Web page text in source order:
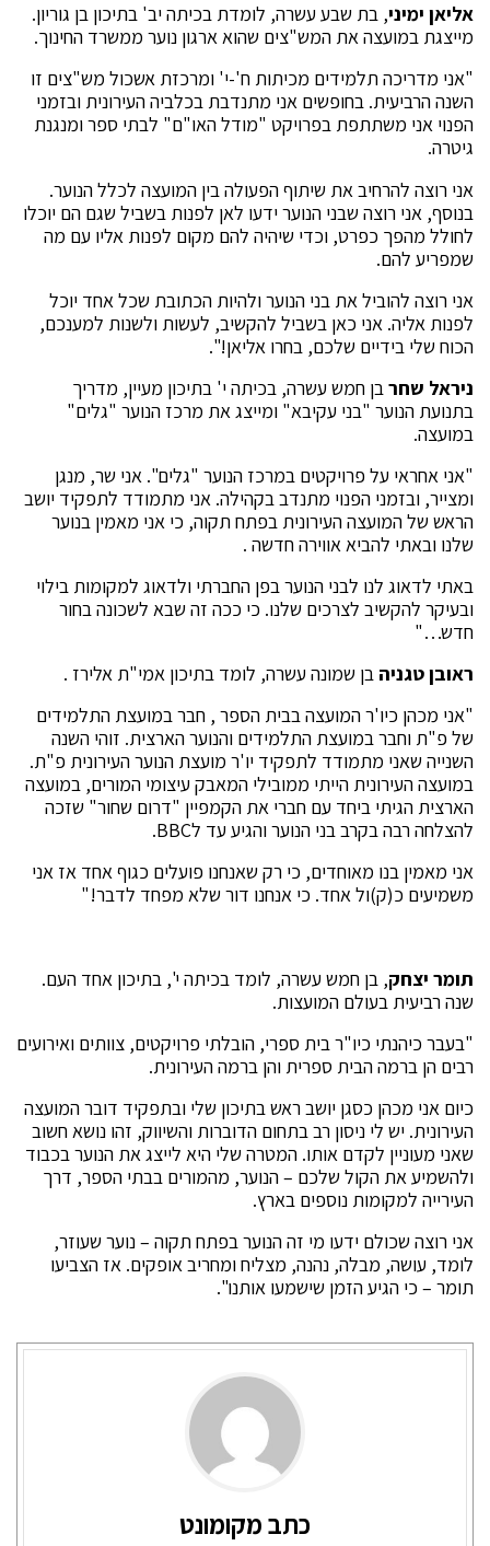
אליאן ימיני, בת שבע עשרה, לומדת בכיתה יב' בתיכון בן גוריון.
מייצגת במועצה את המש"צים שהוא ארגון נוער ממשרד החינוך.
"אני מדריכה תלמידים מכיתות ח'-י' ומרכזת אשכול מש"צים זו
השנה הרביעית. בחופשים אני מתנדבת בכלביה העירונית ובזמני
הפנוי אני משתתפת בפרויקט "מודל האו"ם" לבתי ספר ומנגנת
גיטרה.
אני רוצה להרחיב את שיתוף הפעולה בין המועצה לכלל הנוער.
בנוסף, אני רוצה שבני הנוער ידעו לאן לפנות בשביל שגם הם יוכלו
לחולל מהפך כפרט, וכדי שיהיה להם מקום לפנות אליו עם מה
שמפריע להם.
אני רוצה להוביל את בני הנוער ולהיות הכתובת שכל אחד יוכל
לפנות אליה. אני כאן בשביל להקשיב, לעשות ולשנות למענכם,
הכוח שלי בידיים שלכם, בחרו אליאן!".
ניראל שחרבן חמש עשרה, בכיתה י' בתיכון מעיין, מדריך
בתנועת הנוער "בני עקיבא" ומייצג את מרכז הנוער "גלים"
במועצה.
"אני אחראי על פרויקטים במרכז הנוער "גלים". אני שר, מנגן
ומצייר, ובזמני הפנוי מתנדב בקהילה. אני מתמודד לתפקיד יושב
הראש של המועצה העירונית בפתח תקוה, כי אני מאמין בנוער
שלנו ובאתי להביא אווירה חדשה .
באתי לדאוג לנו לבני הנוער בפן החברתי ולדאוג למקומות בילוי
ובעיקר להקשיב לצרכים שלנו. כי ככה זה שבא לשכונה בחור
חדש…"
ראובן טגניה בן שמונה עשרה, לומד בתיכון אמי"ת אלירז .
"אני מכהן כיו'ר המועצה בבית הספר , חבר במועצת התלמידים
של פ"ת וחבר במועצת התלמידים והנוער הארצית. זוהי השנה
השנייה שאני מתמודד לתפקיד יו'ר מועצת הנוער העירונית פ"ת.
במועצה העירונית הייתי ממובילי המאבק עיצומי המורים, במועצה
הארצית הגיתי ביחד עם חברי את הקמפיין "דרום שחור" שזכה
להצלחה רבה בקרב בני הנוער והגיע עד לBBC.
אני מאמין בנו מאוחדים, כי רק שאנחנו פועלים כגוף אחד אז אני
משמיעים כ(ק)ול אחד. כי אנחנו דור שלא מפחד לדבר!"
תומר יצחק, בן חמש עשרה, לומד בכיתה י', בתיכון אחד העם.
שנה רביעית בעולם המועצות.
"בעבר כיהנתי כיו"ר בית ספרי, הובלתי פרויקטים, צוותים ואירועים
רבים הן ברמה הבית ספרית והן ברמה העירונית.
כיום אני מכהן כסגן יושב ראש בתיכון שלי ובתפקיד דובר המועצה
העירונית. יש לי ניסון רב בתחום הדוברות והשיווק, זהו נושא חשוב
שאני מעוניין לקדם אותו. המטרה שלי היא לייצג את הנוער בכבוד
ולהשמיע את הקול שלכם – הנוער, מהמורים בבתי הספר, דרך
העירייה למקומות נוספים בארץ.
אני רוצה שכולם ידעו מי זה הנוער בפתח תקוה – נוער שעוזר,
לומד, עושה, מבלה, נהנה, מצליח ומחריב אופקים. אז הצביעו
תומר – כי הגיע הזמן שישמעו אותנו".
כתב מקומונט